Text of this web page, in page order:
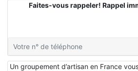
Faites-vous rappeler! Rappel
Un groupement d’artisan en France